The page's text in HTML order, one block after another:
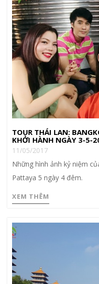
TOUR THÁI LAN:
KHỞI HÀNH NGÀY 3-5-
11/05/2017
Những hình ảnh kỷ niệm
Pattaya 5 ngày 4 đêm.
XEM THÊM